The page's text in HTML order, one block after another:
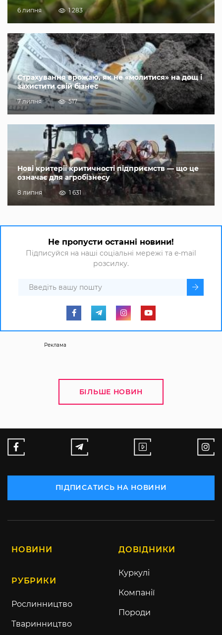
6 липня 1 283
Страхування врожаю, як не «молитися» на дощ і
захистити свій бізнес
7 липня 517
Нові критерії критичності підприємств — що це
означає для агробізнесу
8 липня 1 631
Не пропусти останні новини!
Підписуйся на наші соціальні мережі та e-mail
розсилку.
Реклама
БІЛЬШЕ НОВИН
ПІДПИСАТИСЬ НА НОВИНИ
НОВИНИ
РУБРИКИ
Рослинництво
Тваринництво
ДОВІДНИКИ
Куркулі
Компанії
Породи